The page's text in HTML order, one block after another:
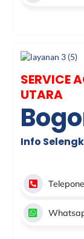
SERVICE
UTARA
Info
Telepone